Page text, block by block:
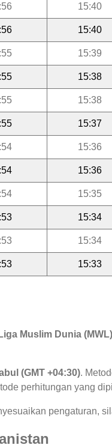
15:40
15:40
15:39
15:38
15:38
15:37
15:36
15:36
15:35
15:34
15:34
15:33
Liga Muslim Dunia (MWL)
(GMT +04:30).
perhitungan yang
pengaturan,